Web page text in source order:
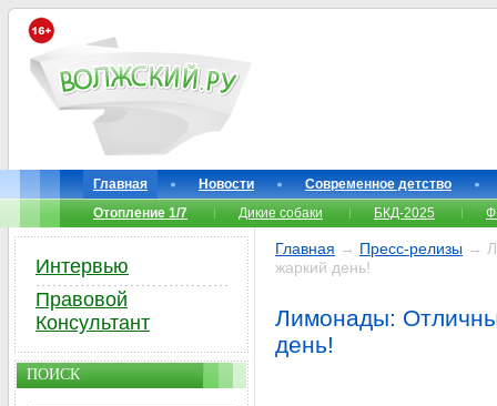
Главная Новости
Современное детство
Отопление 1/7
Дикие собаки БКД-2025
Главная → Пресс-релизы →
жаркий день!
Лимонады:
день!
Интервью
Правовой
Консультант
ПОИСК